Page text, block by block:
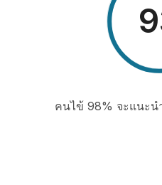
คนไข้ 98% จะแนะน